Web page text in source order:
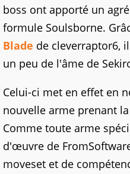
boss ont apporté un
formule Soulsborne.
Blade de cleverraptor6,
un peu de l'âme de
Celui-ci met en effet en
nouvelle arme prenant
Comme toute arme
d'œuvre de
moveset et de